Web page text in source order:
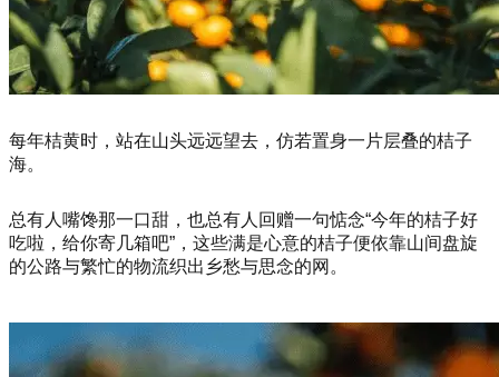
每年桔黄时，站在山头远远望去，仿若置身一片层叠的桔子
海。
总有人嘴馋那一口甜，也总有人回赠一句惦念“今年的桔子好
吃啦，给你寄几箱吧”，这些满是心意的桔子便依靠山间盘旋
的公路与繁忙的物流织出乡愁与思念的网。